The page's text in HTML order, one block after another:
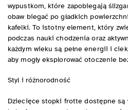
wypustkom, które zapobiegają
obaw biegać po gładkich
kafelki. To istotny element, który
podczas nauki chodzenia oraz
każdym wieku są pełne energii i
aby mogły eksplorować otoczenie
Styl i różnorodność
Dziecięce stopki frotte dostępne są